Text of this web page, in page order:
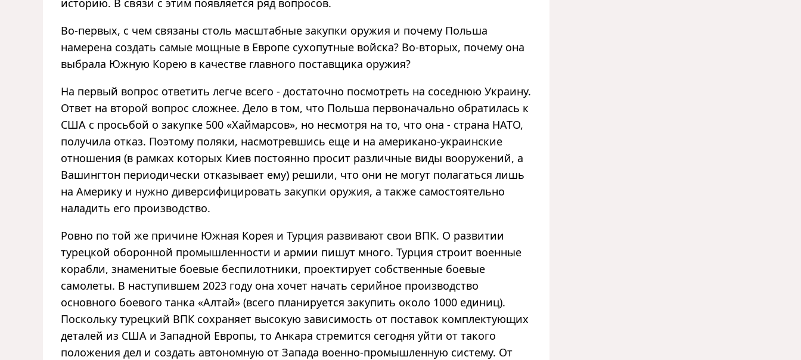
историю. В связи с этим появляется ряд вопросов.
Во-первых, с чем связаны столь масштабные закупки оружия и почему Польша
намерена создать самые мощные в Европе сухопутные войска? Во-вторых, почему она
выбрала Южную Корею в качестве главного поставщика оружия?
На первый вопрос ответить легче всего - достаточно посмотреть на соседнюю Украину.
Ответ на второй вопрос сложнее. Дело в том, что Польша первоначально обратилась к
США с просьбой о закупке 500 «Хаймарсов», но несмотря на то, что она - страна НАТО,
получила отказ. Поэтому поляки, насмотревшись еще и на американо-украинские
отношения (в рамках которых Киев постоянно просит различные виды вооружений, а
Вашингтон периодически отказывает ему) решили, что они не могут полагаться лишь
на Америку и нужно диверсифицировать закупки оружия, а также самостоятельно
наладить его производство.
Ровно по той же причине Южная Корея и Турция развивают свои ВПК. О развитии
турецкой оборонной промышленности и армии пишут много. Турция строит военные
корабли, знаменитые боевые беспилотники, проектирует собственные боевые
самолеты. В наступившем 2023 году она хочет начать серийное производство
основного боевого танка «Алтай» (всего планируется закупить около 1000 единиц).
Поскольку турецкий ВПК сохраняет высокую зависимость от поставок комплектующих
деталей из США и Западной Европы, то Анкара стремится сегодня уйти от такого
положения дел и создать автономную от Запада военно-промышленную систему. От